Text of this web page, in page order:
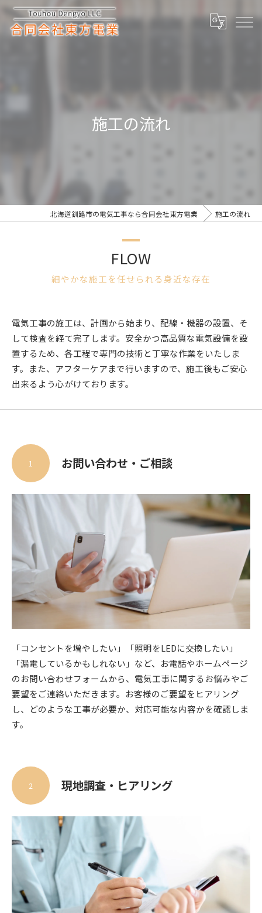
施工の流れ
北海道釧路市の電気工事なら合同会社東方電業 施工の流れ
細やかな施工を任せられる身近な存在
FLOW
電気工事の施工は、計画から始まり、配線・機器の設置、そ
して検査を経て完了します。安全かつ高品質な電気設備を設
置するため、各工程で専門の技術と丁寧な作業をいたしま
す。また、アフターケアまで行いますので、施工後もご安心
出来るよう心がけております。
お問い合わせ・ご相談
1
「コンセントを増やしたい」「照明をLEDに交換したい」
「漏電しているかもしれない」など、お電話やホームページ
のお問い合わせフォームから、電気工事に関するお悩みやご
要望をご連絡いただきます。お客様のご要望をヒアリング
し、どのような工事が必要か、対応可能な内容かを確認しま
す。
現地調査・ヒアリング
2